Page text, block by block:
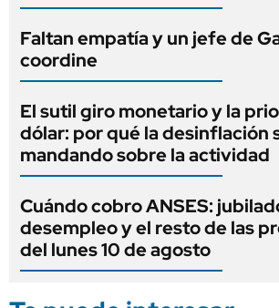
Faltan empatía y un jefe de
coordine
El sutil giro monetario y la
dólar: por qué la desinflación
mandando sobre la actividad
Cuándo cobro ANSES:
desempleo y el resto de las
del lunes 10 de agosto